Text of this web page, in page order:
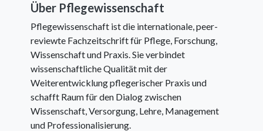
Über Pflegewissenschaft
Pflegewissenschaft ist die internationale, peer-
reviewte Fachzeitschrift für Pflege, Forschung,
Wissenschaft und Praxis. Sie verbindet
wissenschaftliche Qualität mit der
Weiterentwicklung pflegerischer Praxis und
schafft Raum für den Dialog zwischen
Wissenschaft, Versorgung, Lehre, Management
und Professionalisierung.